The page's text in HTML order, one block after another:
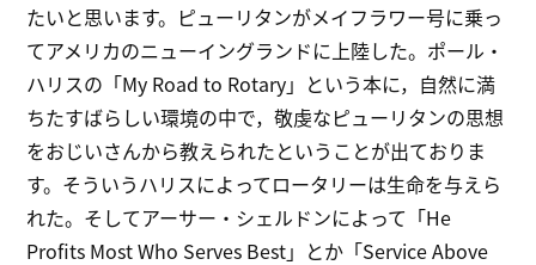
たいと思います。ピューリタンがメイフラワー号に乗っ
てアメリカのニューイングランドに上陸した。ポール・
ハリスの「My Road to Rotary」という本に，自然に満
ちたすばらしい環境の中で，敬虔なピューリタンの思想
をおじいさんから教えられたということが出ておりま
す。そういうハリスによってロータリーは生命を与えら
れた。そしてアーサー・シェルドンによって「He
Profits Most Who Serves Best」とか「Service Above